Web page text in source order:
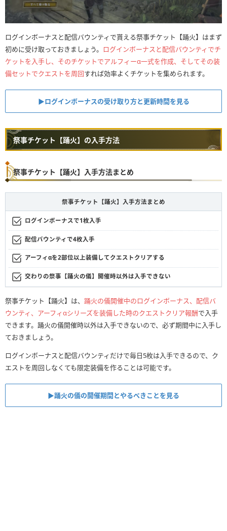
ログインボーナスと配信バウンティで貰える祭事チケット【踊火】はまず
初めに受け取っておきましょう。 ログインボーナスと配信バウンティでチ
ケットを入手し、そのチケットでアルフィーα一式を作成、そしてその装
備セットでクエストを周回すれば効率よくチケットを集められます。
▶︎ログインボーナスの受け取り方と更新時間を見る
祭事チケット【踊火】の入手方法
祭事チケット【踊火】入手方法まとめ
祭事チケット【踊火】入手方法まとめ
ログインボーナスで1枚入手
配信バウンティで4枚入手
アーフィαを2部位以上装備してクエストクリアする
交わりの祭事【踊火の儀】開催時以外は入手できない
祭事チケット【踊火】は、 踊火の儀開催中のログインボーナス、配信バ
ウンティ、アーフィαシリーズを装備した時のクエストクリア報酬で入手
できます。踊火の儀開催時以外は入手できないので、必ず期間中に入手し
ておきましょう。
ログインボーナスと配信バウンティだけで毎日5枚は入手できるので、ク
エストを周回しなくても限定装備を作ることは可能です。
▶︎踊火の儀の開催期間とやるべきことを見る